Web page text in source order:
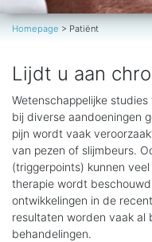
Homepage > Patiënt
Lijdt u aan
Wetenschappelijke
bij diverse aandoeningen
pijn wordt vaak
van pezen of slijmbeurs.
(triggerpoints) kunnen
therapie wordt
ontwikkelingen in de
resultaten worden vaak al
behandelingen.